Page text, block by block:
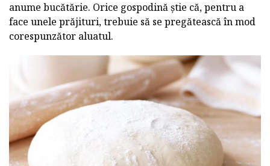
anume bucătărie. Orice gospodină știe că, pentru a
face unele prăjituri, trebuie să se pregătească în mod
corespunzător aluatul.